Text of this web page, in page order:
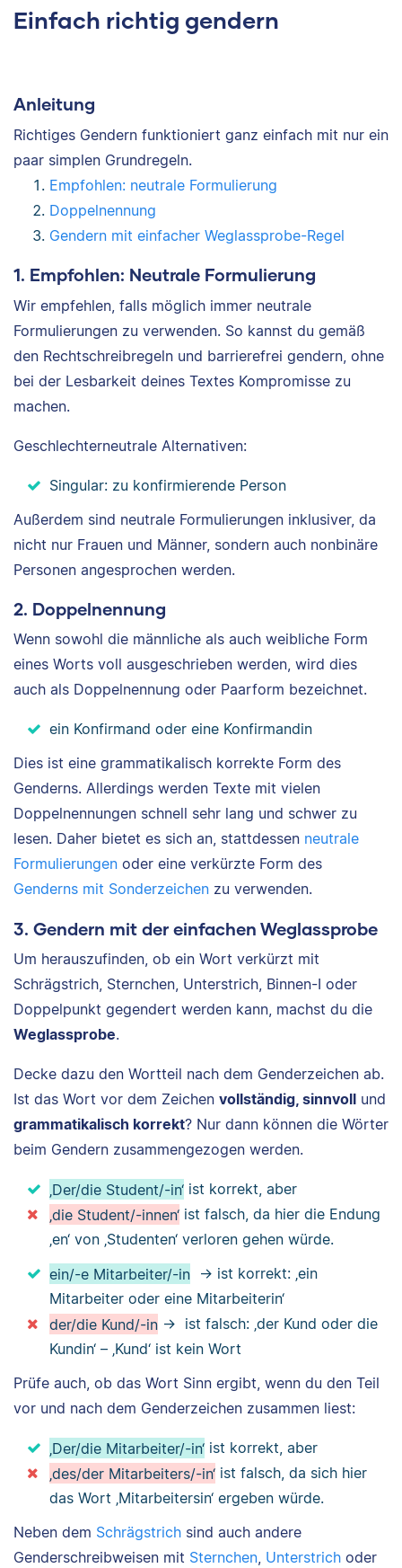
Einfach richtig gendern
Anleitung
Richtiges Gendern funktioniert ganz einfach mit nur ein
paar simplen Grundregeln.
Empfohlen: neutrale Formulierung
Doppelnennung
Gendern mit einfacher Weglassprobe-Regel
1. Empfohlen: Neutrale Formulierung
Wir empfehlen, falls möglich immer neutrale
Formulierungen zu verwenden. So kannst du gemäß
den Rechtschreibregeln und barrierefrei gendern, ohne
bei der Lesbarkeit deines Textes Kompromisse zu
machen.
Geschlechterneutrale Alternativen:
Singular: zu konfirmierende Person
Außerdem sind neutrale Formulierungen inklusiver, da
nicht nur Frauen und Männer, sondern auch nonbinäre
Personen angesprochen werden.
2. Doppelnennung
Wenn sowohl die männliche als auch weibliche Form
eines Worts voll ausgeschrieben werden, wird dies
auch als Doppelnennung oder Paarform bezeichnet.
ein Konfirmand oder eine Konfirmandin
Dies ist eine grammatikalisch korrekte Form des
Genderns. Allerdings werden Texte mit vielen
Doppelnennungen schnell sehr lang und schwer zu
lesen. Daher bietet es sich an, stattdessen neutrale
Formulierungen oder eine verkürzte Form des
Genderns mit Sonderzeichen zu verwenden.
3. Gendern mit der einfachen Weglassprobe
Um herauszufinden, ob ein Wort verkürzt mit
Schrägstrich, Sternchen, Unterstrich, Binnen-I oder
Doppelpunkt gegendert werden kann, machst du die
Weglassprobe.
Decke dazu den Wortteil nach dem Genderzeichen ab.
Ist das Wort vor dem Zeichen vollständig, sinnvoll und
grammatikalisch korrekt? Nur dann können die Wörter
beim Gendern zusammengezogen werden.
‚Der/die Student/-in‘ ist korrekt, aber
‚die Student/-innen‘ ist falsch, da hier die Endung
‚en‘ von ‚Studenten‘ verloren gehen würde.
ein/-e Mitarbeiter/-in → ist korrekt: ‚ein
Mitarbeiter oder eine Mitarbeiterin‘
der/die Kund/-in → ist falsch: ‚der Kund oder die
Kundin‘ – ‚Kund‘ ist kein Wort
Prüfe auch, ob das Wort Sinn ergibt, wenn du den Teil
vor und nach dem Genderzeichen zusammen liest:
‚Der/die Mitarbeiter/-in‘ ist korrekt, aber
‚des/der Mitarbeiters/-in‘ ist falsch, da sich hier
das Wort ‚Mitarbeitersin‘ ergeben würde.
Neben dem Schrägstrich sind auch andere
Genderschreibweisen mit Sternchen, Unterstrich oder